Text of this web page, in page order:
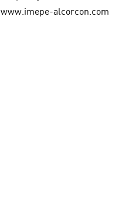
www.imepe-alcorcon.com